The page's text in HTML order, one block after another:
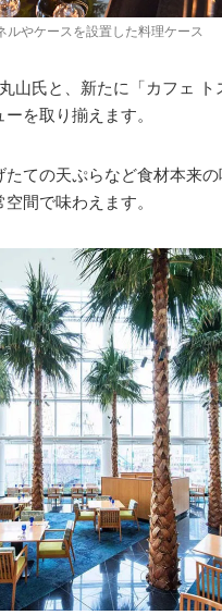
ルやケースを設置した料理ケース
山氏と、新たに「カフェ
を取り揃えます。
ての天ぷらなど食材本来
間で味わえます。